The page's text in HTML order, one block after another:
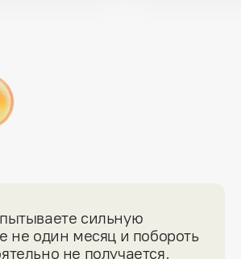
сильную
не один месяц и побороть
не получается,